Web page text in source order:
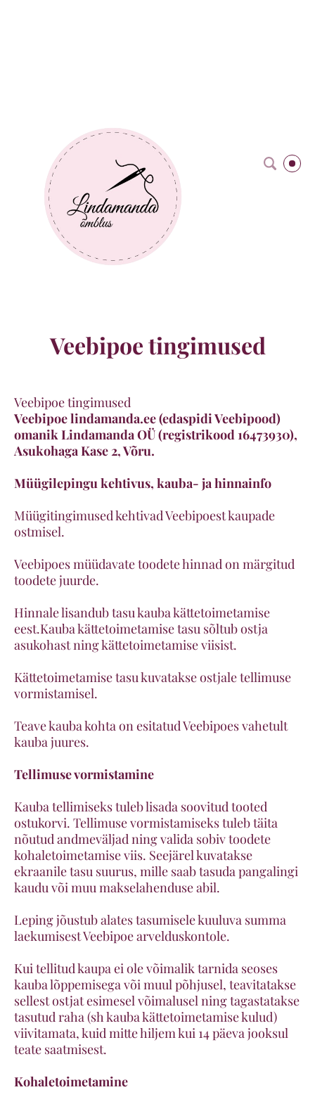
Veebipoe tingimused
Veebipoe tingimused
Veebipoe lindamanda.ee (edaspidi Veebipood)
omanik Lindamanda OÜ (registrikood 16473930),
Asukohaga Kase 2, Võru.
Müügilepingu kehtivus, kauba- ja hinnainfo
Müügitingimused kehtivad Veebipoest kaupade
ostmisel.
Veebipoes müüdavate toodete hinnad on märgitud
toodete juurde.
Hinnale lisandub tasu kauba kättetoimetamise
eest.Kauba kättetoimetamise tasu sõltub ostja
asukohast ning kättetoimetamise viisist.
Kättetoimetamise tasu kuvatakse ostjale tellimuse
vormistamisel.
Teave kauba kohta on esitatud Veebipoes vahetult
kauba juures.
Tellimuse vormistamine
Kauba tellimiseks tuleb lisada soovitud tooted
ostukorvi. Tellimuse vormistamiseks tuleb täita
nõutud andmeväljad ning valida sobiv toodete
kohaletoimetamise viis. Seejärel kuvatakse
ekraanile tasu suurus, mille saab tasuda pangalingi
kaudu või muu makselahenduse abil.
Leping jõustub alates tasumisele kuuluva summa
laekumisest Veebipoe arvelduskontole.
Kui tellitud kaupa ei ole võimalik tarnida seoses
kauba lõppemisega või muul põhjusel, teavitatakse
sellest ostjat esimesel võimalusel ning tagastatakse
tasutud raha (sh kauba kättetoimetamise kulud)
viivitamata, kuid mitte hiljem kui 14 päeva jooksul
teate saatmisest.
Kohaletoimetamine